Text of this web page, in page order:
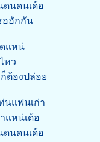
ดนดนเด้อ
อฮักกัน
แหน่
หว
ต้องปล่อย
นแฟนเก่า
แหน่เด้อ
ดนดนเด้อ